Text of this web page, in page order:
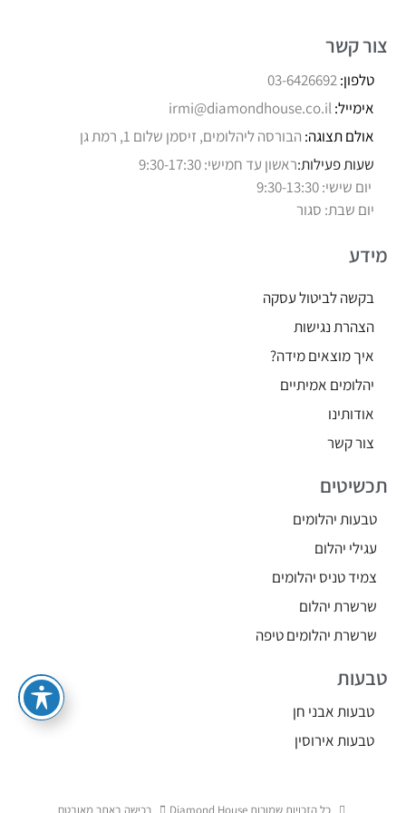
צור קשר
טלפון:03-6426692
אימייל:irmi@diamondhouse.co.il
אולם תצוגה: הבורסה ליהלומים, זיסמן שלום 1, רמת גן
שעות פעילות:ראשון עד חמישי: 9:30-17:30
יום שישי: 9:30-13:30
יום שבת: סגור
מידע
בקשה לביטול עסקה
הצהרת נגישות
איך מוצאים מידה?
יהלומים אמיתיים
אודותינו
צור קשר
תכשיטים
טבעות יהלומים
עגילי יהלום
צמיד טניס יהלומים
שרשרת יהלום
שרשרת יהלומים טיפה
טבעות
טבעות אבני חן
טבעות אירוסין